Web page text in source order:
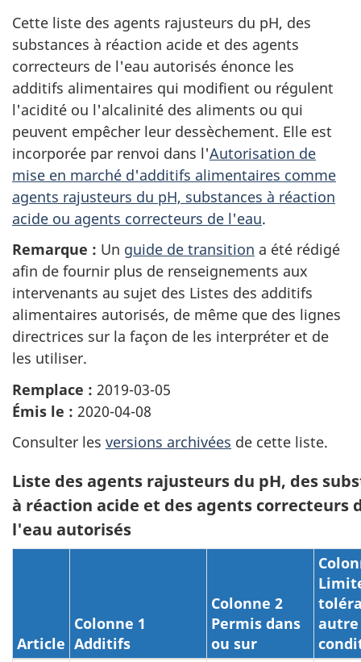
Cette liste des agents rajusteurs du pH, des
substances à réaction acide et des agents
correcteurs de l'eau autorisés énonce les
additifs alimentaires qui modifient ou régulent
l'acidité ou l'alcalinité des aliments ou qui
peuvent empêcher leur dessèchement. Elle est
incorporée par renvoi dans l'Autorisation de
mise en marché d'additifs alimentaires comme
agents rajusteurs du pH, substances à réaction
acide ou agents correcteurs de l'eau.
Remarque : Un guide de transition a été rédigé
afin de fournir plus de renseignements aux
intervenants au sujet des Listes des additifs
alimentaires autorisés, de même que des lignes
directrices sur la façon de les interpréter et de
les utiliser.
Remplace : 2019-03-05
Émis le : 2020-04-08
Consulter les versions archivées de cette liste.
Liste des agents rajusteurs du pH, des
à réaction acide et des agents correcteurs
l'eau autorisés
Article
Colonne 1
Additifs
Colonne 2
Permis dans
ou sur
autre